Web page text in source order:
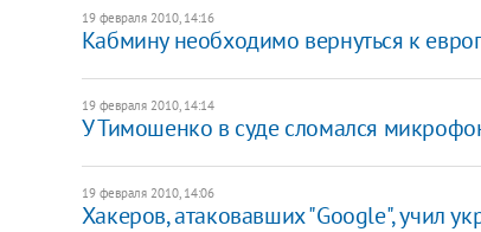
19 февраля 2010, 14:16
Кабмину необходимо вернуться к
19 февраля 2010, 14:14
У Тимошенко в суде сломался
19 февраля 2010, 14:06
Хакеров, атаковавших "Google", учил